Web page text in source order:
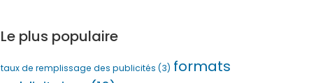
Le plus populaire
taux de remplissage des publicités (3) formats